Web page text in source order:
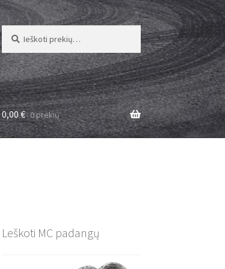
Ieškoti:
Ieškoti
0,00€ 0 prekių
Leškoti MC padangų